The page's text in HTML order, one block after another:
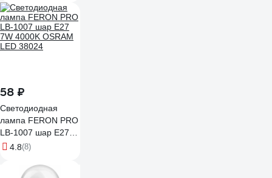
58 ₽
Светодиодная
лампа FERON PRO
LB-1007 шар E27
7W 4000K OSRAM
4.8(8)